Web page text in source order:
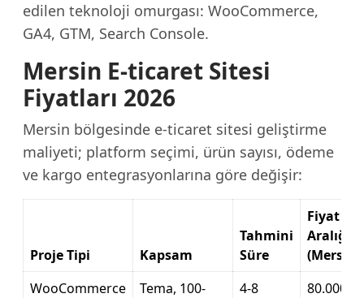
edilen teknoloji omurgası: WooCommerce,
GA4, GTM, Search Console.
Mersin E-ticaret Sitesi
Fiyatları 2026
Mersin bölgesinde e-ticaret sitesi geliştirme
maliyeti; platform seçimi, ürün sayısı, ödeme
ve kargo entegrasyonlarına göre değişir:
Proje Tipi Kapsam
Tahmini
Süre
Fiyat
Aralığı
(Mersin)
WooCommerce
Tema, 100-
4-8
80.000 –